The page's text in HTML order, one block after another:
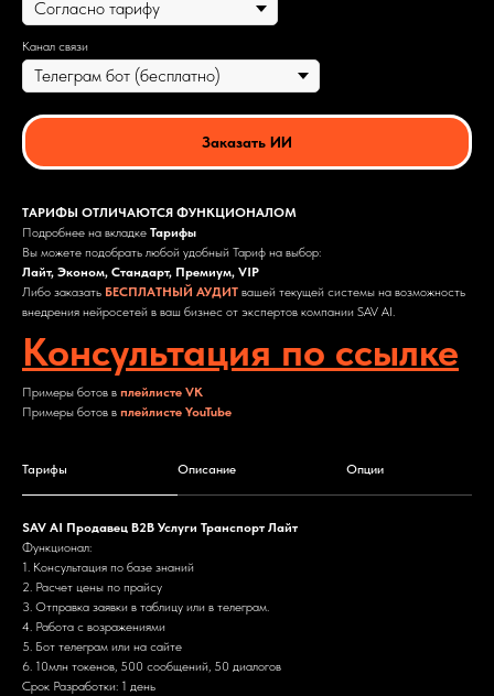
Канал связи
Заказать ИИ
ТАРИФЫ ОТЛИЧАЮТСЯ ФУНКЦИОНАЛОМ
Подробнее на вкладке Тарифы
Вы можете подобрать любой удобный Тариф на выбор:
Лайт, Эконом, Стандарт, Премиум, VIP
Либо заказать БЕСПЛАТНЫЙ АУДИТ вашей текущей системы на возможность
внедрения нейросетей в ваш бизнес от экспертов компании SAV AI.
Консультация по ссылке
Примеры ботов в плейлисте VK
Примеры ботов в плейлисте YouTube
Тарифы Описание Опции
SAV AI Продавец B2B Услуги Транспорт Лайт
Функционал:
1. Консультация по базе знаний
2. Расчет цены по прайсу
3. Отправка заявки в таблицу или в телеграм.
4. Работа с возражениями
5. Бот телеграм или на сайте
6. 10млн токенов, 500 сообщений, 50 диалогов
Срок Разработки: 1 день